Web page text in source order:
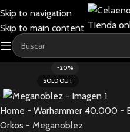
Skip to navigation
Skip to main content
-20%
SOLD OUT
Home - Warhammer 40.000 -
Orkos - Meganoblez